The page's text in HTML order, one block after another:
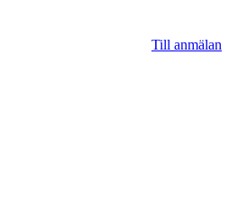
Till anmälan